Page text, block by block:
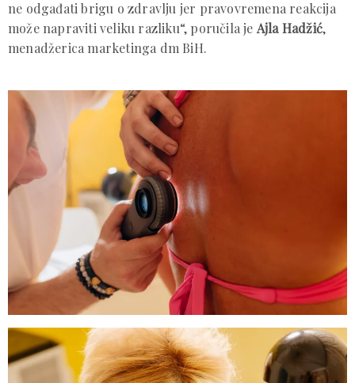
ne odgađati brigu o zdravlju jer pravovremena reakcija
može napraviti veliku razliku“, poručila je Ajla Hadžić,
menadžerica marketinga dm BiH.